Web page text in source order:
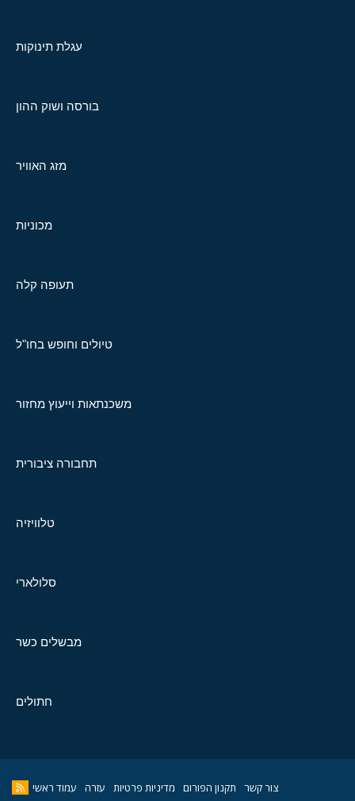
עגלת תינוקות
בורסה ושוק ההון
מזג האוויר
מכוניות
תעופה קלה
טיולים וחופש בחו"ל
משכנתאות וייעוץ מחזור
תחבורה ציבורית
טלוויזיה
סלולארי
מבשלים כשר
חתולים
צור קשר תקנון הפורום מדיניות פרטיות עזרה עמוד ראשי